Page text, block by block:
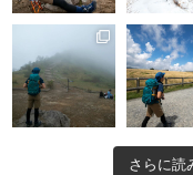
さらに読